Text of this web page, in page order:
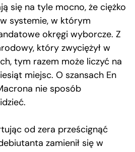
się na tyle mocno, że ciężko
systemie, w którym
okręgi wyborcze. Z
który zwyciężył w
tym razem może liczyć na
miejsc. O szansach En
nie sposób
od zera prześcignąć
zamienił się w